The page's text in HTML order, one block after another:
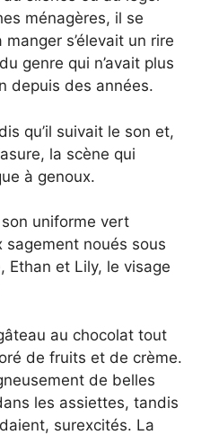
ménagères, il se
s’élevait un rire
genre qui n’avait plus
depuis des années.
qu’il suivait le son et,
la scène qui
à genoux.
uniforme vert
sagement noués sous
Ethan et Lily, le visage
au chocolat tout
de fruits et de crème.
de belles
les assiettes, tandis
surexcités. La